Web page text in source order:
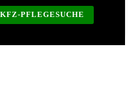
PFLEGESUCHE